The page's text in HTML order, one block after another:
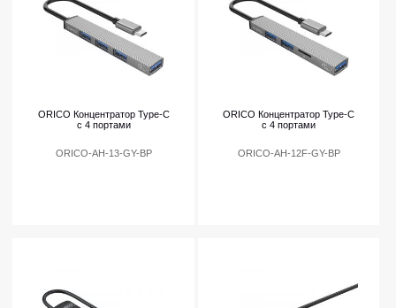
ORICO Концентратор Type-C
с 4 портами
ORICO-AH-13-GY-BP
ORICO Концентратор Type-C
с 4 портами
ORICO-AH-12F-GY-BP